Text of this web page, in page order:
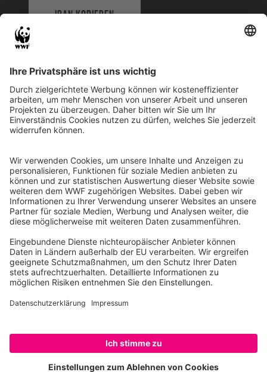
IBAN KOPIEREN
WWF Deutschland
Reinhardtstr. 18
10117 Berlin
Ihre Spende kann steuerlich geltend gemacht werden
Registriert als Stiftung WWF Deutschland, Senatsverwaltung für
Justiz Berlin, Az: 3416/976/2
Umsatzsteuer-Identifikationsnummer: DE 114236103
Freistellungsbescheid: Als gemeinnützige Körperschaft befreit
von der Körperschaftssteuer gem. §5 I 9 KStg. unter der
Steuernummer 27/641/09321